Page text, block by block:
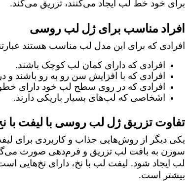
برای خود خط لب ایجاد می‌کنند، تزریق می‌کند.
افراد مناسب برای ژل لب روسی
افرادی که برای این مدل لب مناسب هستند
افرادی که دارای کمان لب کوچک باشند.
افرادی که با افزایش سن رو به رو باشند و
افرادی که در روی سطح لب خود دارای
اشخاصی که لب‌های بسیار باریکی دارند.
تفاوت تزریق ژل لب روسی با لیفت با
یکی دیگر از روش‌هایی جذاب و کاربردی برای
سوزن به بافت لب تزریق و فرم‌دهی صورت
لب ایجاد شود. لیفت لب با نخ، دارای نخ‌هایی
بیشتر است.